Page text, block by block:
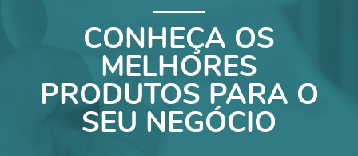
CONHEÇA OS
MELHORES
PRODUTOS PARA O
SEU NEGÓCIO